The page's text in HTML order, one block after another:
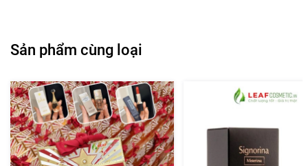
Sản phẩm cùng loại